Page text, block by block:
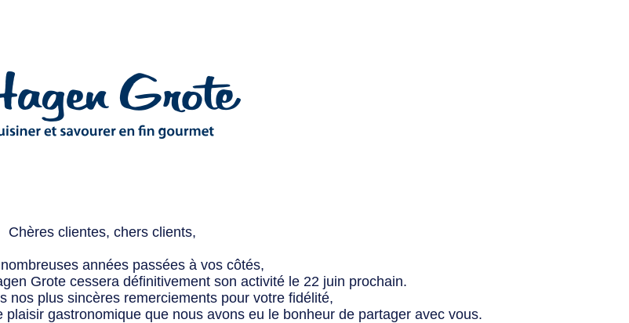
Chères clientes, chers clients,
années passées à vos côtés,
Grote cessera définitivement son activité le 22 juin prochain.
nos plus sincères remerciements pour votre fidélité,
gastronomique que nous avons eu le bonheur de partager avec vous.